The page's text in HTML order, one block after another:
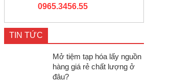
0965.3456.55
TIN TỨC
Mở tiệm tạp hóa lấy nguồn
hàng giá rẻ chất lượng ở
đâu?